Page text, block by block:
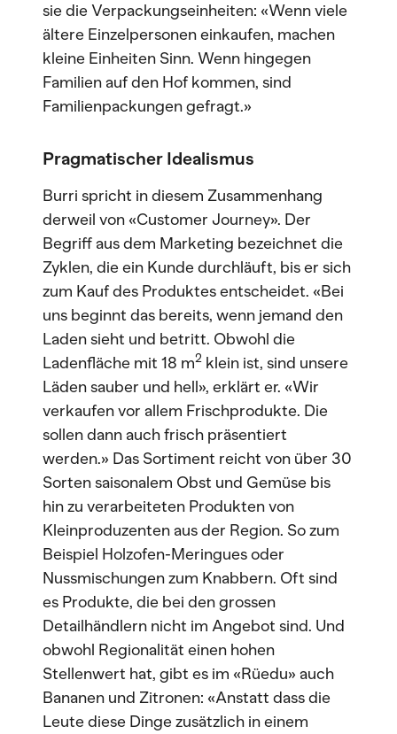
sie die Verpackungseinheiten: «Wenn viele
ältere Einzelpersonen einkaufen, machen
kleine Einheiten Sinn. Wenn hingegen
Familien auf den Hof kommen, sind
Familienpackungen gefragt.»
Pragmatischer Idealismus
Burri spricht in diesem Zusammenhang
derweil von «Customer Journey». Der
Begriff aus dem Marketing bezeichnet die
Zyklen, die ein Kunde durchläuft, bis er sich
zum Kauf des Produktes entscheidet. «Bei
uns beginnt das bereits, wenn jemand den
Laden sieht und betritt. Obwohl die
Ladenfläche mit 18 m2 klein ist, sind unsere
Läden sauber und hell», erklärt er. «Wir
verkaufen vor allem Frischprodukte. Die
sollen dann auch frisch präsentiert
werden.» Das Sortiment reicht von über 30
Sorten saisonalem Obst und Gemüse bis
hin zu verarbeiteten Produkten von
Kleinproduzenten aus der Region. So zum
Beispiel Holzofen-Meringues oder
Nussmischungen zum Knabbern. Oft sind
es Produkte, die bei den grossen
Detailhändlern nicht im Angebot sind. Und
obwohl Regionalität einen hohen
Stellenwert hat, gibt es im «Rüedu» auch
Bananen und Zitronen: «Anstatt dass die
Leute diese Dinge zusätzlich in einem